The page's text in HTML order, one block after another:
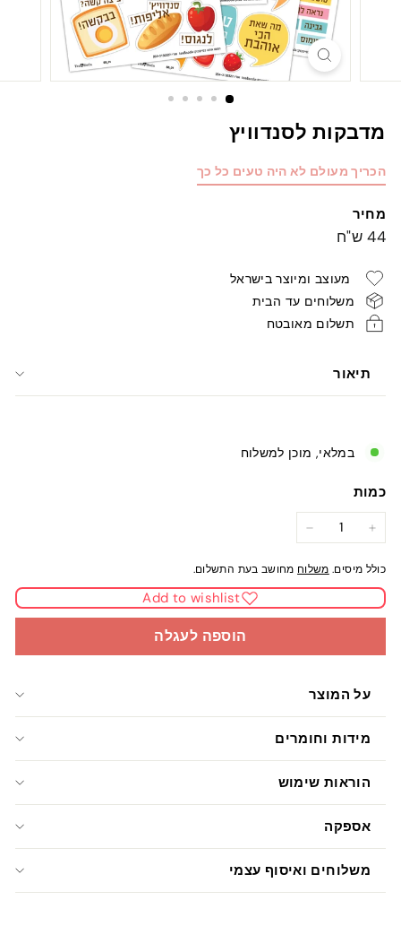
מדבקות לסנדוויץ
הכריך מעולם לא היה טעים כל כך
מחיר
מחיר
44 ש"ח
מעוצב ומיוצר בישראל
משלוחים עד הבית
תשלום מאובטח
תיאור
במלאי, מוכן למשלוח
כמות
כולל מיסים. משלוח מחושב בעת התשלום.
Add to wishlist
הוספה לעגלה
על המוצר
מידות וחומרים
הוראות שימוש
אספקה
משלוחים ואיסוף עצמי